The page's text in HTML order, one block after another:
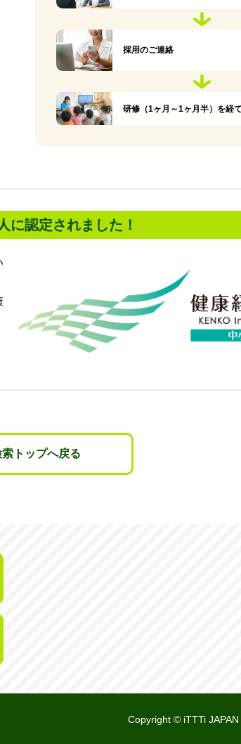
採用のご連絡
研修（1ヶ月～1ヶ月半）を経
に認定されました！
トップへ戻る
Copyright © iTTTi